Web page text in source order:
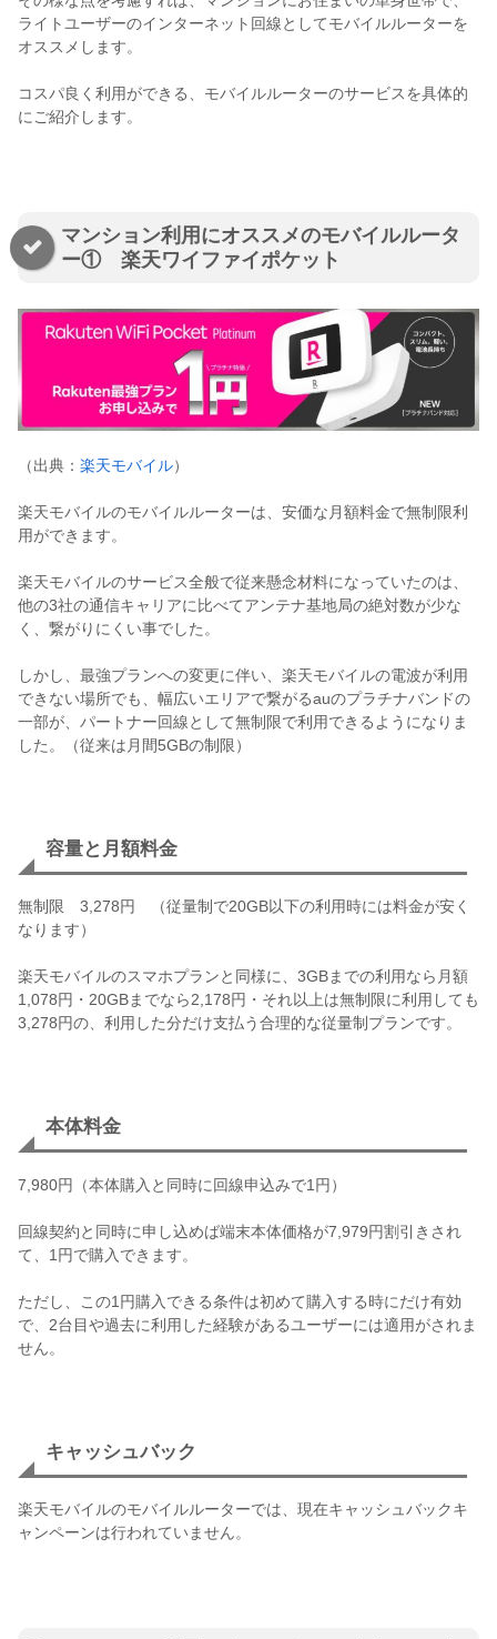
ライトユーザーのインターネット回線としてモバイルルーターを
オススメします。
コスパ良く利用ができる、モバイルルーターのサービスを具体的
にご紹介します。
マンション利用にオススメのモバイルルータ
ー① 楽天ワイファイポケット
（出典： 楽天モバイル）
楽天モバイルのモバイルルーターは、安価な月額料金で無制限利
用ができます。
楽天モバイルのサービス全般で従来懸念材料になっていたのは、
他の3社の通信キャリアに比べてアンテナ基地局の絶対数が少な
く、繋がりにくい事でした。
しかし、最強プランへの変更に伴い、楽天モバイルの電波が利用
できない場所でも、幅広いエリアで繋がるauのプラチナバンドの
一部が、パートナー回線として無制限で利用できるようになりま
した。（従来は月間5GBの制限）
容量と月額料金
無制限 3,278円 （従量制で20GB以下の利用時には料金が安く
なります）
楽天モバイルのスマホプランと同様に、3GBまでの利用なら月額
1,078円・20GBまでなら2,178円・それ以上は無制限に利用しても
3,278円の、利用した分だけ支払う合理的な従量制プランです。
本体料金
7,980円（本体購入と同時に回線申込みで1円）
回線契約と同時に申し込めば端末本体価格が7,979円割引きされ
て、1円で購入できます。
ただし、この1円購入できる条件は初めて購入する時にだけ有効
で、2台目や過去に利用した経験があるユーザーには適用がされま
せん。
キャッシュバック
楽天モバイルのモバイルルーターでは、現在キャッシュバックキ
ャンペーンは行われていません。